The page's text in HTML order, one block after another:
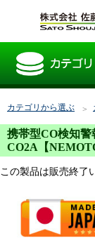
カテゴリから選ぶ
携帯型CO検知
CO2A【
この製品は販売終了